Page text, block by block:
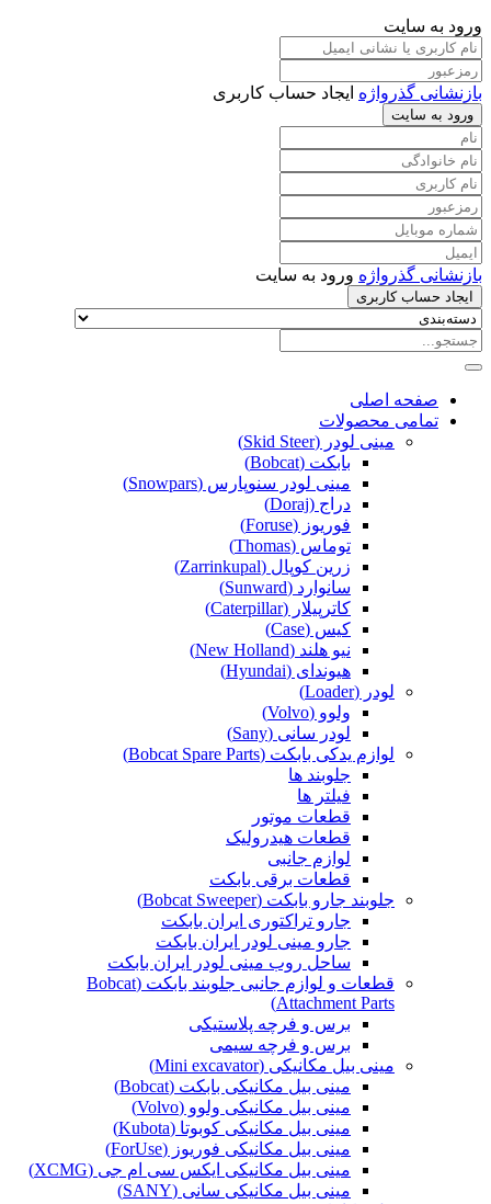
ورود به سایت
بازنشانی گذرواژه ایجاد حساب کاربری
ورود به سایت
بازنشانی گذرواژه ورود به سایت
ایجاد حساب کاربری
صفحه اصلی
تمامی محصولات
مینی لودر (Skid Steer)
بابکت (Bobcat)
مینی لودر سنوپارس (Snowpars)
دراج (Doraj)
فوریوز (Foruse)
توماس (Thomas)
زرین کوپال (Zarrinkupal)
سانوارد (Sunward)
کاترپیلار (Caterpillar)
کیس (Case)
نیو هلند (New Holland)
هیوندای (Hyundai)
لودر (Loader)
ولوو (Volvo)
لودر سانی (Sany)
لوازم یدکی بابکت (Bobcat Spare Parts)
جلوبند ها
فیلتر ها
قطعات موتور
قطعات هیدرولیک
لوازم جانبی
قطعات برقی بابکت
جلوبند جارو بابکت (Bobcat Sweeper)
جارو تراکتوری ایران بابکت
جارو مینی لودر ایران بابکت
ساحل روب مینی لودر ایران بابکت
قطعات و لوازم جانبی جلوبند بابکت (Bobcat
Attachment Parts)
برس و فرچه پلاستیکی
برس و فرچه سیمی
مینی بیل مکانیکی (Mini excavator)
مینی بیل مکانیکی بابکت (Bobcat)
مینی بیل مکانیکی ولوو (Volvo)
مینی بیل مکانیکی کوبوتا (Kubota)
مینی بیل مکانیکی فوریوز (ForUse)
مینی بیل مکانیکی ایکس سی ام جی (XCMG)
مینی بیل مکانیکی سانی (SANY)